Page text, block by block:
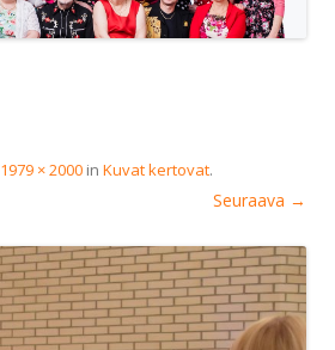
1979 × 2000 in Kuvat kertovat.
Seuraava →